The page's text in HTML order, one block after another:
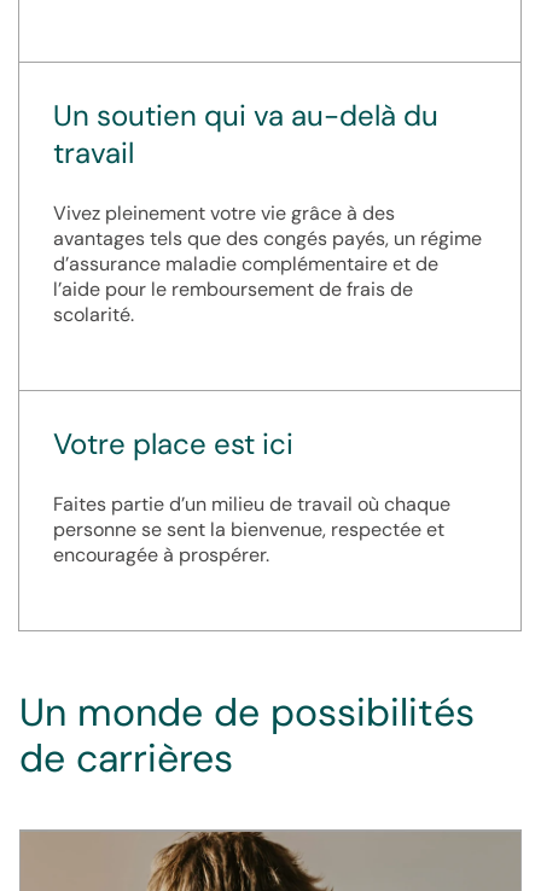
Un soutien qui va au-delà du
travail
Vivez pleinement votre vie grâce à des
avantages tels que des congés payés, un régime
d’assurance maladie complémentaire et de
l’aide pour le remboursement de frais de
scolarité.
Votre place est ici
Faites partie d’un milieu de travail où chaque
personne se sent la bienvenue, respectée et
encouragée à prospérer.
Un monde de possibilités
de carrières